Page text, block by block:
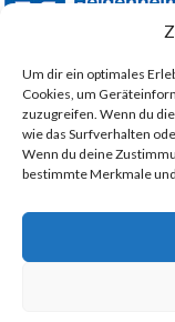
Um dir ein optimales
Cookies, um
zuzugreifen. Wenn du
wie das Surfverhalten
Wenn du deine
bestimmte Merkmale
Junior-